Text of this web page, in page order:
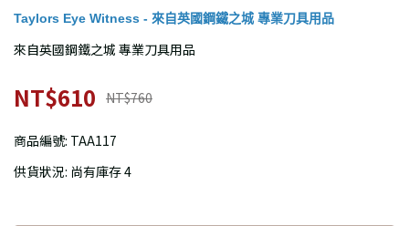
Taylors Eye Witness - 來自英國鋼鐵之城 專業刀具用品
來自英國鋼鐵之城 專業刀具用品
NT$610 NT$760
商品編號: TAA117
供貨狀況: 尚有庫存 4